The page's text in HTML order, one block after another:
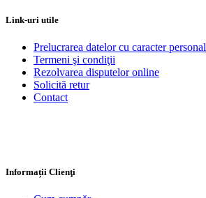
Link-uri utile
Prelucrarea datelor cu caracter personal
Termeni şi condiţii
Rezolvarea disputelor online
Solicită retur
Contact
Informații Clienţi